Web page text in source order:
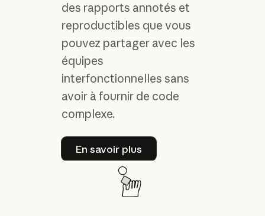
des rapports annotés et
reproductibles que vous
pouvez partager avec les
équipes
interfonctionnelles sans
avoir à fournir de code
complexe.
En savoir plus
En savoir plus